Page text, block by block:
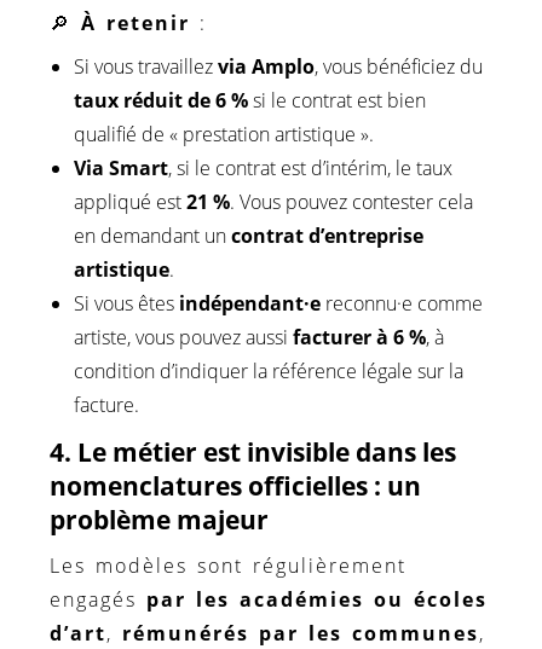
🔎À retenir :
Si vous travaillezvia Amplo, vous bénéficiez du
taux réduit de 6 %si le contrat est bien
qualifié de « prestation artistique ».
Via Smart, si le contrat est d’intérim, le taux
appliqué est21 %. Vous pouvez contester cela
en demandant uncontrat d’entreprise
artistique.
Si vous êtes indépendant·e reconnu·e comme
artiste, vous pouvez aussifacturer à 6 %, à
condition d’indiquer la référence légale sur la
facture.
4. Le métier est invisible dans les
nomenclatures officielles : un
problème majeur
Les modèles sont régulièrement
engagés par les académies ou écoles
d’art, rémunérés par les communes,